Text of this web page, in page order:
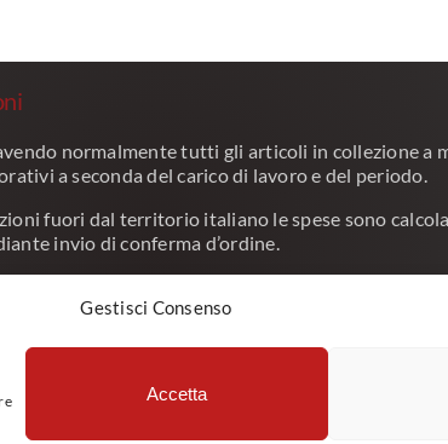
Gestisci Consenso
Accetta
normalmente tutti gli articoli in collezione a
a seconda del carico di lavoro e del periodo.
fuori dal territorio italiano le spese sono
invio di conferma d’ordine.
del destinatario.
e vuoi avere i nostri prodotti in catalogo?